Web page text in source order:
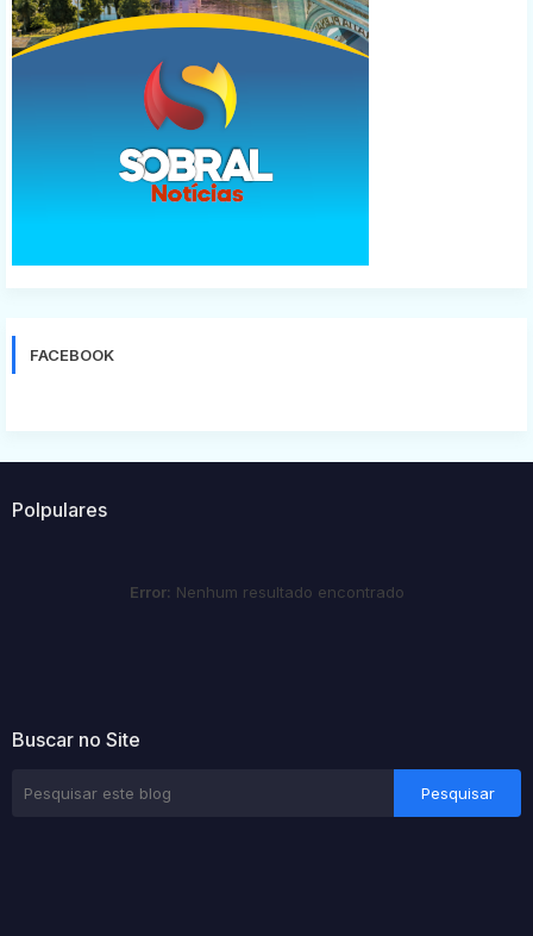
FACEBOOK
Polpulares
Error: Nenhum resultado encontrado
Buscar no Site